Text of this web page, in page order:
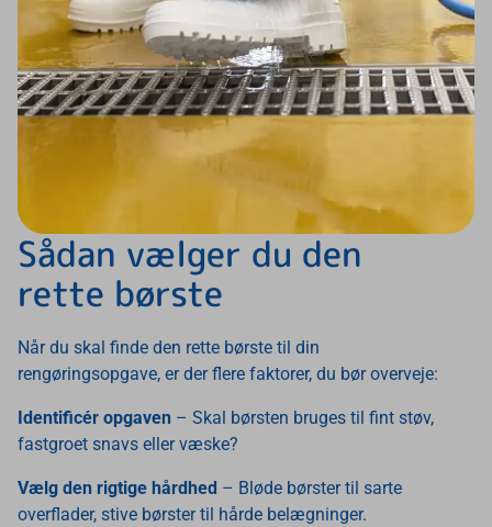
Sådan vælger du den
rette børste
Når du skal finde den rette børste til din
rengøringsopgave, er der flere faktorer, du bør overveje:
Identificér opgaven – Skal børsten bruges til fint støv,
fastgroet snavs eller væske?
Vælg den rigtige hårdhed – Bløde børster til sarte
overflader, stive børster til hårde belægninger.